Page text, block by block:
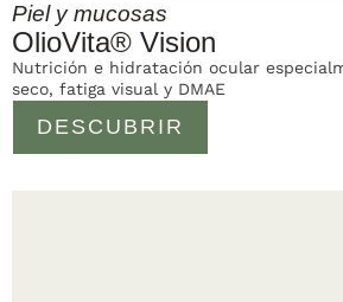
Piel y mucosas
OlioVita® Vision
DESCUBRIR
Nutrición e hidratación ocular
seco, fatiga visual y DMAE